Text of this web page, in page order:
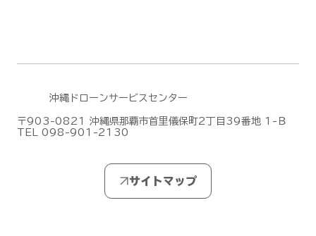
沖縄ドローンサービスセンター
〒903-0821 沖縄県那覇市首里儀保町2丁目39番地 1-Ｂ
TEL 098-901-2130